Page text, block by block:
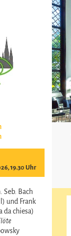
19.30 Uhr
Seb. Bach
und Frank
da chiesa)